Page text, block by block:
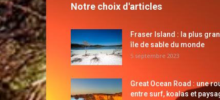
Notre choix d'articles
Fraser Island : la plus
île de sable du monde
5 septembre 2023
Great Ocean Road : une
entre surf, koalas et